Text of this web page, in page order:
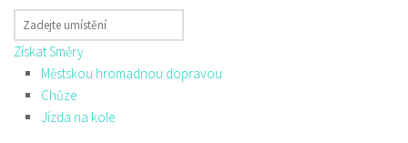
Získat Směry
Městskou hromadnou dopravou
Chůze
Jízda na kole